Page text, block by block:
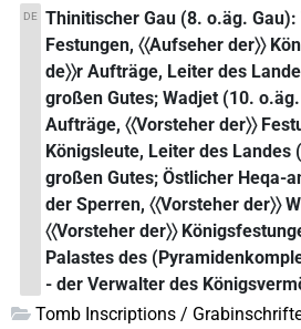
DE Thinitischer Gau (8. o.äg.
Festungen, 〈〈Aufseher der〉〉
de〉〉r Aufträge, Leiter des
großen Gutes; Wadjet (10.
Aufträge, 〈〈Vorsteher der〉〉
Königsleute, Leiter des Landes
großen Gutes; Östlicher Heqa-
der Sperren, 〈〈Vorsteher der〉〉
〈〈Vorsteher der〉〉
Palastes des
- der Verwalter des
Tomb Inscriptions /